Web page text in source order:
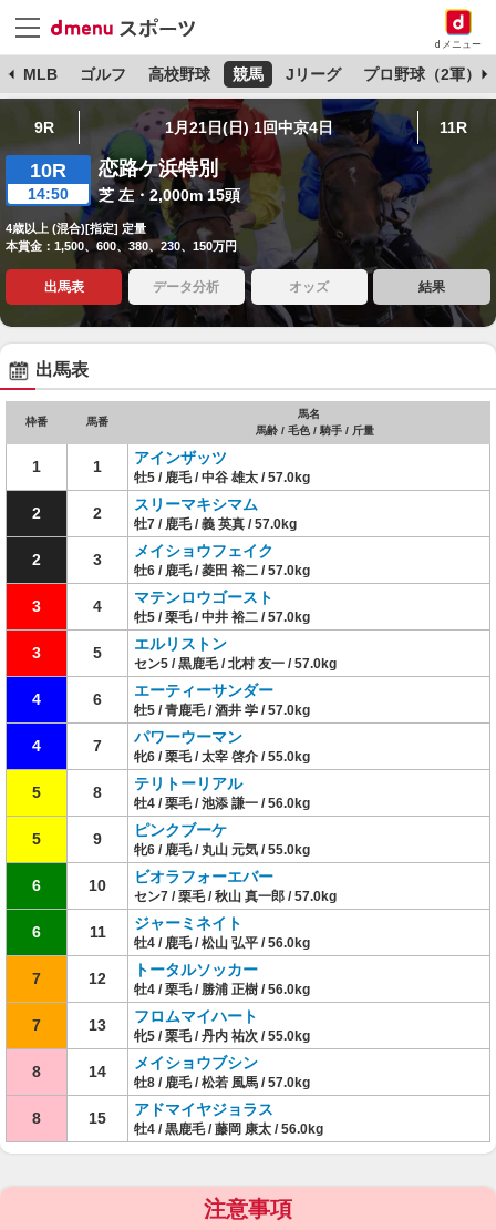
dメニュー
MLB ゴルフ 高校野球 競馬 Jリーグ プロ野球（2軍）
9R 1月21日(日) 1回中京4日 11R
10R
14:50
恋路ケ浜特別
芝 左・2,000m 15頭
4歳以上 (混合)[指定] 定量
本賞金：1,500、600、380、230、150万円
出馬表 データ分析 オッズ 結果
出馬表
枠番 馬番
馬名
馬齢 / 毛色 / 騎手 / 斤量
1 1 アインザッツ
牡5 / 鹿毛 / 中谷 雄太 / 57.0kg
2 2 スリーマキシマム
牡7 / 鹿毛 / 義 英真 / 57.0kg
2 3 メイショウフェイク
牡6 / 鹿毛 / 菱田 裕二 / 57.0kg
3 4 マテンロウゴースト
牡5 / 栗毛 / 中井 裕二 / 57.0kg
3 5 エルリストン
セン5 / 黒鹿毛 / 北村 友一 / 57.0kg
4 6 エーティーサンダー
牡5 / 青鹿毛 / 酒井 学 / 57.0kg
4 7 パワーウーマン
牝6 / 栗毛 / 太宰 啓介 / 55.0kg
5 8 テリトーリアル
牡4 / 栗毛 / 池添 謙一 / 56.0kg
5 9 ピンクブーケ
牝6 / 鹿毛 / 丸山 元気 / 55.0kg
6 10 ビオラフォーエバー
セン7 / 栗毛 / 秋山 真一郎 / 57.0kg
6 11 ジャーミネイト
牡4 / 鹿毛 / 松山 弘平 / 56.0kg
7 12 トータルソッカー
牡4 / 栗毛 / 勝浦 正樹 / 56.0kg
7 13 フロムマイハート
牝5 / 栗毛 / 丹内 祐次 / 55.0kg
8 14 メイショウブシン
牡8 / 鹿毛 / 松若 風馬 / 57.0kg
8 15 アドマイヤジョラス
牡4 / 黒鹿毛 / 藤岡 康太 / 56.0kg
注意事項